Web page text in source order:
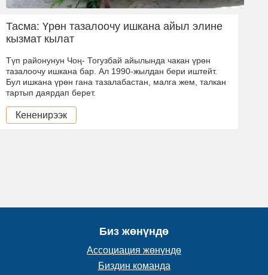
Тасма: Үрөн тазалоочу ишкана айыл элине
кызмат кылат
Түп районунун Чоң- Тогузбай айылында чакан үрөн
тазалоочу ишкана бар. Ал 1990-жылдан бери иштейт.
Бул ишкана үрөн гана тазалабастан, малга жем, талкан
тартып даярдап берет.
Кененирээк
Биз жөнүндө
Ассоциация жөнүндө
Биздин команда